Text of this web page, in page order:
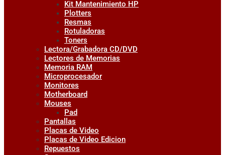
Kit Mantenimiento HP
Plotters
Resmas
Rotuladoras
Toners
Lectora/Grabadora CD/DVD
Lectores de Memorias
Memoria RAM
Microprocesador
Monitores
Motherboard
Mouses
Pad
Pantallas
Placas de Video
Placas de Video Edicion
Repuestos